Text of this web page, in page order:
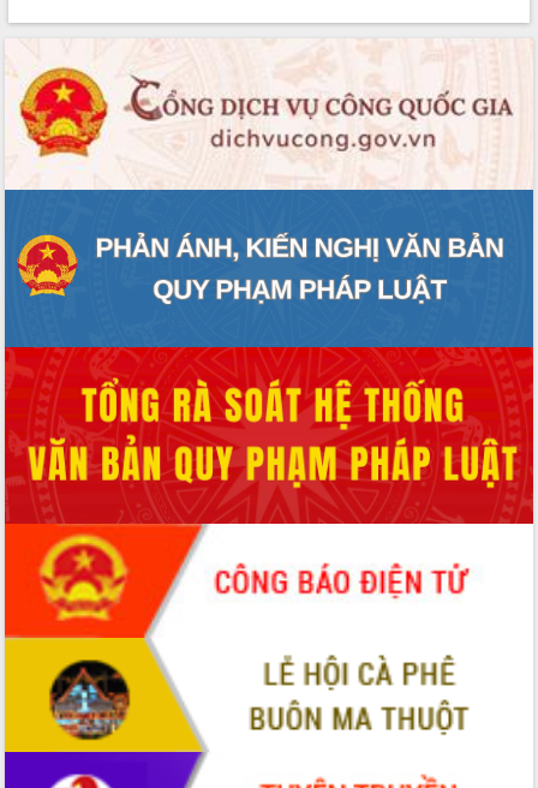
Thứ trưởng Bộ Nông nghiệp và Môi
trường Nguyễn Hoàng Hiệp khảo sát
vùng trồng và doanh nghiệp đóng gói
sầu riêng tại Đắk Lắk
Trình diễn nghệ thuật chế biến các
Đắk Lắk công bố Quy hoạch và xúc
tiến đầu tư tỉnh
Ngành cá ngừ Đắk Lắk chủ động thích
Diễn đàn Kinh tế tư nhân Việt Nam đột
phá cơ chế - Hợp tác công tư
Đề án 06 tạo bước ngoặt đột phá trong
cải cách hành chính tỉnh Đắk Lắk
Kết nối tour, đẩy mạnh chuyển đổi số
để phát triển du lịch Đắk Lắk
Khởi động Dự án Đầu tư xây dựng hạ
tầng kỹ thuật Cụm công nghiệp Tân
Tiến
Gặp mặt các cơ quan báo chí nhân Kỷ
niệm 101 năm Ngày Báo chí Cách
mạng Việt Nam
Đắk Lắk sơ kết 4 năm triển khai thực
hiện Đề án 06 của Chính phủ
Họp báo thông tin về Hội nghị Công bố
Quy hoạch và Xúc tiến đầu tư tỉnh Đắk